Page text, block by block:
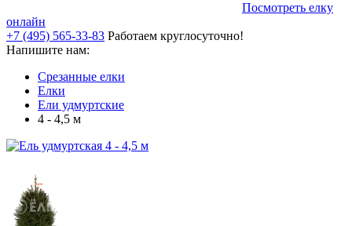
Посмотреть елку
онлайн
+7 (495) 565-33-83 Работаем круглосуточно!
Напишите нам:
Срезанные елки
Елки
Ели удмуртские
4 - 4,5 м